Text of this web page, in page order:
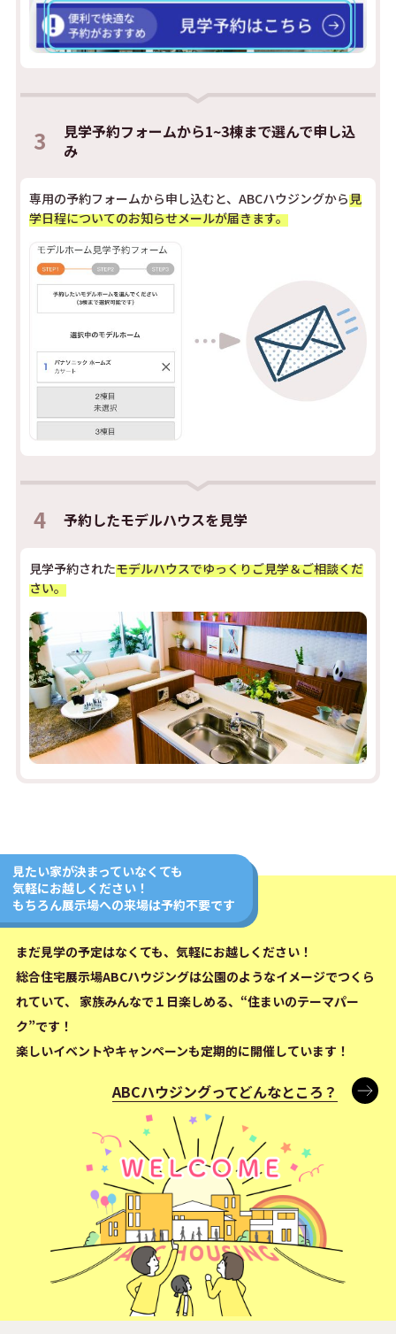
3
見学予約フォームから1~3棟まで選んで申し込
み
専用の予約フォームから申し込むと、ABCハウジングから見
学日程についてのお知らせメールが届きます。
4 予約したモデルハウスを見学
見学予約されたモデルハウスでゆっくりご見学＆ご相談くだ
さい。
見たい家が決まっていなくても
気軽にお越しください！
もちろん展示場への来場は予約不要です
まだ見学の予定はなくても、気軽にお越しください！
総合住宅展示場ABCハウジングは公園のようなイメージでつくら
れていて、
家族みんなで１日楽しめる、“住まいのテーマパー
ク”です！
楽しいイベントやキャンペーンも定期的に開催しています！
ABCハウジングってどんなところ？